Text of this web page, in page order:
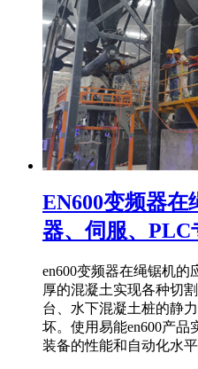
EN600变频器在
器、伺服、PLC
en600变频器在绳锯机
厚的混凝土实现各种切
台、水下混凝土桩的静
坏。使用易能en600产
装备的性能和自动化水平